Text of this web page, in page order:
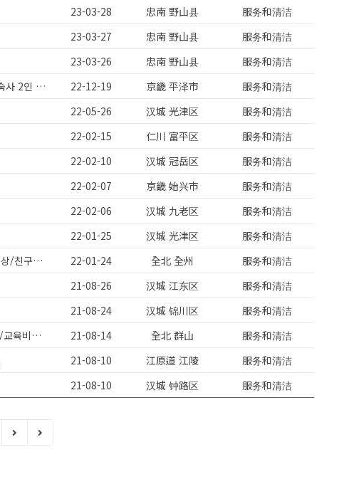
23-03-28 忠南 野山县
服务和清洁
23-03-27 忠南 野山县
服务和清洁
23-03-26 忠南 野山县
服务和清洁
[아산 둔포] 수당 포함 기본급 3,000,000만 주 5일 근무 52시간제 기숙사 2인 1실 22-12-19 京畿 平泽市
服务和清洁
22-05-26 汉城 光津区
服务和清洁
22-02-15 仁川 富平区
服务和清洁
22-02-10 汉城 冠岳区
服务和清洁
22-02-07 京畿 始兴市
服务和清洁
22-02-06 汉城 九老区
服务和清洁
22-01-25 汉城 光津区
服务和清洁
교포 왕초보캐디/당일지급/매일26만원이상 교육비지급/월500만원이상/친구동반/기숙사친구와 22-01-24 全北 全州
服务和清洁
21-08-26 汉城 江东区
服务和清洁
21-08-24 汉城 锦川区
服务和清洁
당일지급/초보캐디/남여교일24만원이상/월500만원이상/기숙사제공/교육비지급/친구동반환영 21-08-14 全北 群山
服务和清洁
21-08-10 江原道 江陵
服务和清洁
21-08-10 汉城 钟路区 服务和清洁